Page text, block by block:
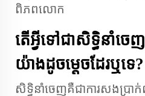
ពិភពលោក
តើអ្វីទៅជាសិទ្ធិនាំចេ
យ៉ាងដូចម្តេចដែរឬទេ?
សិទ្ធិនាំចេញគឺជាការសងប្រា